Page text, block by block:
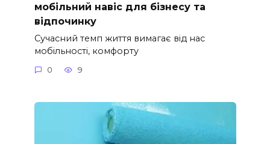
мобільний навіс для бізнесу та
відпочинку
Сучасний темп життя вимагає від нас
мобільності, комфорту
0 9